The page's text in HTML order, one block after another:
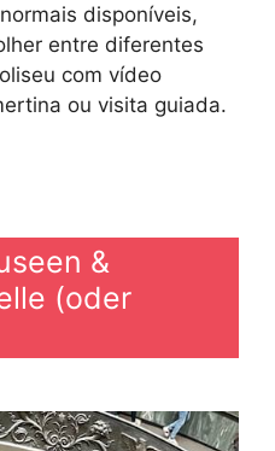
disponíveis,
entre diferentes
com vídeo
ou visita guiada.
&
(oder